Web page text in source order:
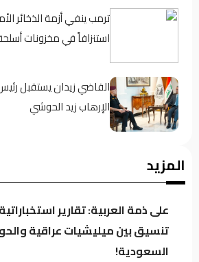
ترمب ينفي أزمة الذخائر
استنزافاً في مخزونات
القاضي زيدان يستقبل
الإرهاب زيد الحوشي
كردستان تحت مجهر “صولة
بفتح ملفات النفط والمنافذ
المزيد
على ذمة العربية: تقارير
تنسيق بين ميليشيات عراقية
السعودية!